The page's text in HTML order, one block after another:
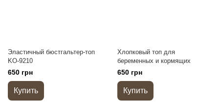
Эластичный бюстгальтер-топ
KO-9210
650 грн
Купить
Хлопковый топ для
беременных и кормящих
650 грн
Купить